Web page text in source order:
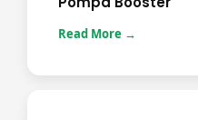
Read More →